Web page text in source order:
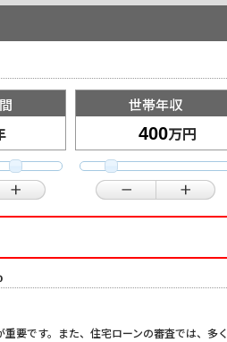
世帯年収
万円
要です。また、住宅ローンの審査では、多く